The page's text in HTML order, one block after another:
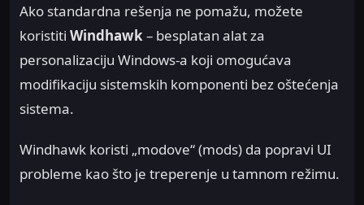
Ako standardna rešenja ne pomažu, možete
koristiti Windhawk– besplatan alat za
personalizaciju Windows-a koji omogućava
modifikaciju sistemskih komponenti bez oštećenja
sistema.
Windhawk koristi „modove“ (mods) da popravi UI
probleme kao što je treperenje u tamnom režimu.